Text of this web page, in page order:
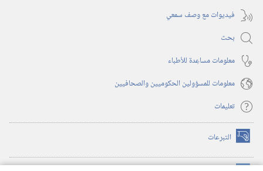
فيديوات مع وصف سمعي
بحث
معلومات مساعِدة للأطباء
معلومات للمسؤولين الحكوميين والصحافيين
تعليمات
التبرعات (يفتح
نافذة